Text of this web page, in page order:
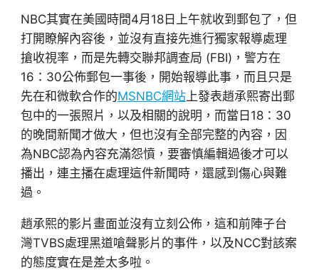
NBC其實在美國時間4月18日上午就收到郵包了，但
打開瞭解內容後，並沒有直接先進行獨家報導處理
搶收視率，而是先轉交聯邦調查局 (FBI)，警方在
16：30公佈郵包一事後，開始報導此事，而且只是
先在和微軟合作的MSNBC網站上發表趙承熙寄出郵
包中的一張照片，以及相關的說明，而當日18：30
的晚間新聞才做大，但也沒有全部完整的內容，因
為NBC認為內容充滿怨憤，要審慎編輯過後才可以
播出，連主播在處理這件新聞時，還感到傷心與難
過。
趙承熙的影片畫面並沒有立刻公佈，這和前陣子台
灣TVBS處理黑道嗆聲影片的事件，以及NCC對該案
的態度實在是差太多啦。